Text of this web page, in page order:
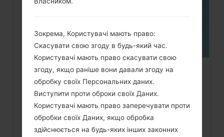
Як видалити усі дані з телефону
через меню на LG G3,...
Зокрема, Користувачі мають право:
Скасувати свою згоду в будь-який час.
Користувачі мають право скасувати свою
згоду, якщо раніше вони давали згоду на
обробку своїх Персональних даних.
Виступити проти оброки своїх Даних.
Користувачі мають право заперечувати проти
обробки своїх Даних, якщо обробка
здійснюється на будь-яких інших законних